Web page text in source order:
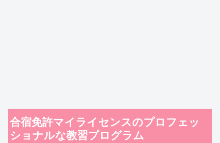
合宿免許マイライセンスのプロフェッ
ショナルな教習プログラム